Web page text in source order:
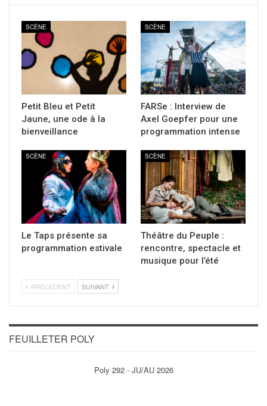
SCÈNE
Petit Bleu et Petit
Jaune, une ode à la
bienveillance
SCÈNE
FARSe : Interview de
Axel Goepfer pour une
programmation intense
SCÈNE
Le Taps présente sa
programmation estivale
SCÈNE
Théâtre du Peuple :
rencontre, spectacle et
musique pour l’été
PRÉCÉDENT SUIVANT
FEUILLETER POLY
Poly 292 - JU/AU 2026